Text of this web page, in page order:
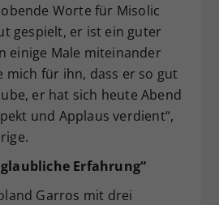
Worte für Misolic
gespielt, er ist ein guter
einige Male miteinander
mich für ihn, dass er so gut
er hat sich heute Abend
und Applaus verdient“,
Erfahrung“
Garros mit drei